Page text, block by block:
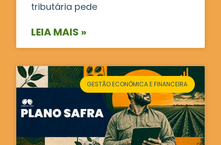
tributária pede
LEIA MAIS »
GESTÃO ECONÔMICA E FINANCEIRA